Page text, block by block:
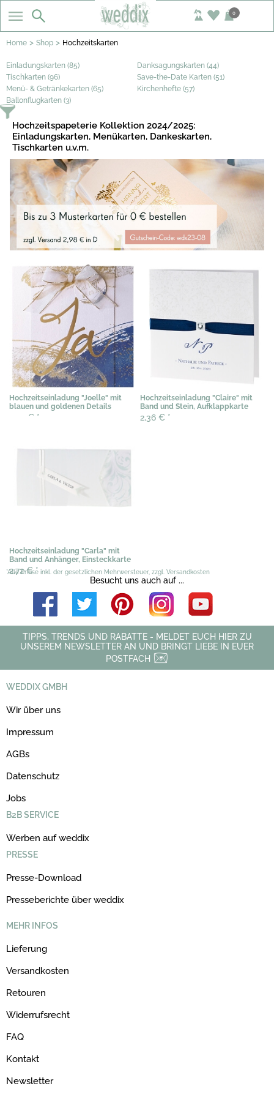
0
Home > Shop > Hochzeitskarten
Einladungskarten (85)
Danksagungskarten (44)
Tischkarten (96)
Save-the-Date Karten (51)
Menü- & Getränkekarten (65)
Kirchenhefte (57)
Ballonflugkarten (3)
Hochzeitspapeterie Kollektion 2024/2025:
Einladungskarten, Menükarten, Dankeskarten,
Tischkarten u.v.m.
Hochzeitseinladung "Joelle" mit
blauen und goldenen Details
2,99 € *
Hochzeitseinladung "Claire" mit
Band und Stein, Aufklappkarte
2,36 € *
Hochzeitseinladung "Carla" mit
Band und Anhänger, Einsteckkarte
2,72 €*
*Alle Preise inkl. der gesetzlichen Mehrwersteuer, zzgl. Versandkosten
Besucht uns auch auf ...
TIPPS, TRENDS UND RABATTE - MELDET EUCH HIER ZU
UNSEREM NEWSLETTER AN UND BRINGT LIEBE IN EUER
POSTFACH
WEDDIX GMBH
Wir über uns
Impressum
AGBs
Datenschutz
Jobs
B2B SERVICE
Werben auf weddix
PRESSE
Presse-Download
Presseberichte über weddix
MEHR INFOS
Lieferung
Versandkosten
Retouren
Widerrufsrecht
FAQ
Kontakt
Newsletter